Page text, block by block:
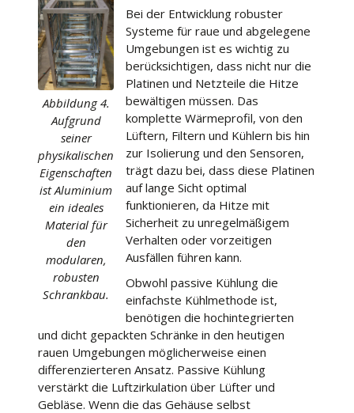
Abbildung 4.
Aufgrund
seiner
physikalischen
Eigenschaften
ist Aluminium
ein ideales
Material für
den
modularen,
robusten
Schrankbau.
Bei der Entwicklung robuster
Systeme für raue und abgelegene
Umgebungen ist es wichtig zu
berücksichtigen, dass nicht nur die
Platinen und Netzteile die Hitze
bewältigen müssen. Das
komplette Wärmeprofil, von den
Lüftern, Filtern und Kühlern bis hin
zur Isolierung und den Sensoren,
trägt dazu bei, dass diese Platinen
auf lange Sicht optimal
funktionieren, da Hitze mit
Sicherheit zu unregelmäßigem
Verhalten oder vorzeitigen
Ausfällen führen kann.
Obwohl passive Kühlung die
einfachste Kühlmethode ist,
benötigen die hochintegrierten
und dicht gepackten Schränke in den heutigen
rauen Umgebungen möglicherweise einen
differenzierteren Ansatz. Passive Kühlung
verstärkt die Luftzirkulation über Lüfter und
Gebläse. Wenn die das Gehäuse selbst